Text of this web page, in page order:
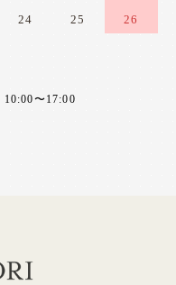
24 25 26
10:00〜17:00